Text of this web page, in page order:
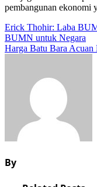
pembangunan ekonomi
Navigasi
pos
Erick Thohir: Laba
BUMN untuk Negara
Harga Batu Bara Acuan
By